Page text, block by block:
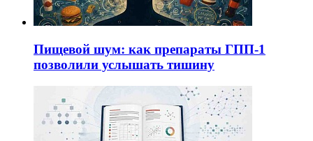
Пищевой шум: как препараты ГПП-1
позволили услышать тишину